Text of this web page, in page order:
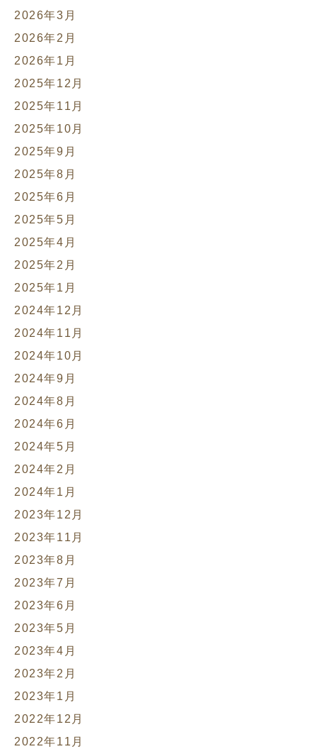
2026年3月
2026年2月
2026年1月
2025年12月
2025年11月
2025年10月
2025年9月
2025年8月
2025年6月
2025年5月
2025年4月
2025年2月
2025年1月
2024年12月
2024年11月
2024年10月
2024年9月
2024年8月
2024年6月
2024年5月
2024年2月
2024年1月
2023年12月
2023年11月
2023年8月
2023年7月
2023年6月
2023年5月
2023年4月
2023年2月
2023年1月
2022年12月
2022年11月